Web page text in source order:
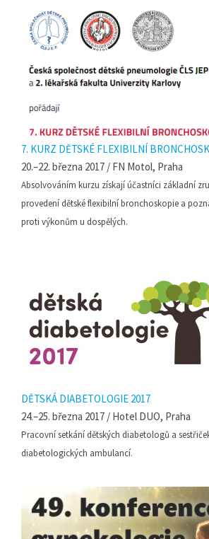
7. KURZ DĚTSKÉ FLEXIBILNÍ
20.–22. března 2017 / FN Motol, Praha
Absolvováním kurzu získají účastníci základní
provedení dětské flexibilní bronchoskopie a
proti výkonům u dospělých.
DĚTSKÁ DIABETOLOGIE 2017
24.–25. března 2017 / Hotel DUO, Praha
Pracovní setkání dětských diabetologů a
diabetologických ambulancí.